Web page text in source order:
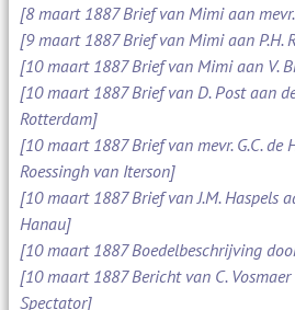
[8 maart 1887 Brief van Mimi aan
[9 maart 1887 Brief van Mimi aan P.H.
[10 maart 1887 Brief van Mimi aan V.
[10 maart 1887 Brief van D. Post aan
Rotterdam]
[10 maart 1887 Brief van mevr. G.C. de
Roessingh van Iterson]
[10 maart 1887 Brief van J.M. Haspels
Hanau]
[10 maart 1887 Boedelbeschrijving
[10 maart 1887 Bericht van C.
Spectator]